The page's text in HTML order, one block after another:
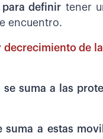
definir tener
encuentro.
de
se suma a las
suma a estas